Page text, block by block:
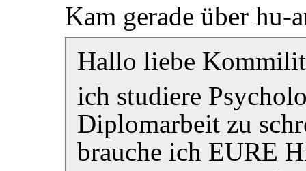
Kam gerade über hu-
Hallo liebe
ich studiere
Diplomarbeit zu
brauche ich EURE